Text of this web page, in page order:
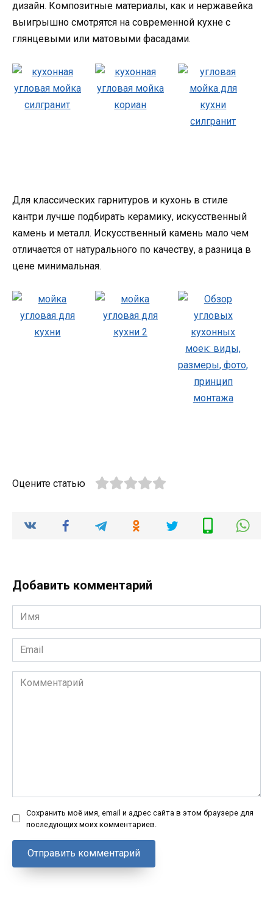
дизайн. Композитные материалы, как и нержавейка
выигрышно смотрятся на современной кухне с
глянцевыми или матовыми фасадами.
Для классических гарнитуров и кухонь в стиле
кантри лучше подбирать керамику, искусственный
камень и металл. Искусственный камень мало чем
отличается от натурального по качеству, а разница в
цене минимальная.
Оцените статью
Добавить комментарий
Имя
*
Email
*
Комментарий
Сохранить моё имя, email и адрес сайта в этом браузере для
последующих моих комментариев.